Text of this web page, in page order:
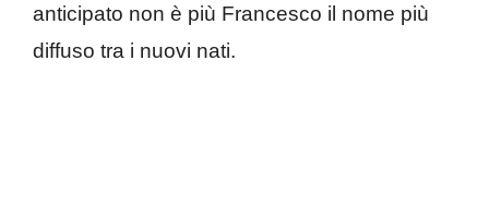
anticipato non è più Francesco il nome più
diffuso tra i nuovi nati.